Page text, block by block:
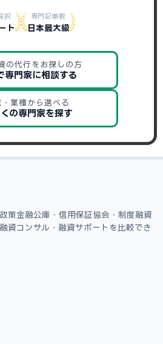
択
ト
専門記事数
日本最大級
の代行をお探しの方
専門家に相談する
・業種から選べる
の専門家を探す
策金融公庫・信用保証協会・制度融資
資コンサル・融資サポートを比較でき